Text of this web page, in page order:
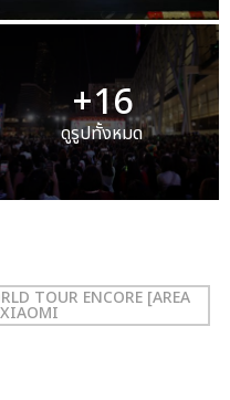
+16
ดูรูปทั้งหมด
TOUR ENCORE [AREA